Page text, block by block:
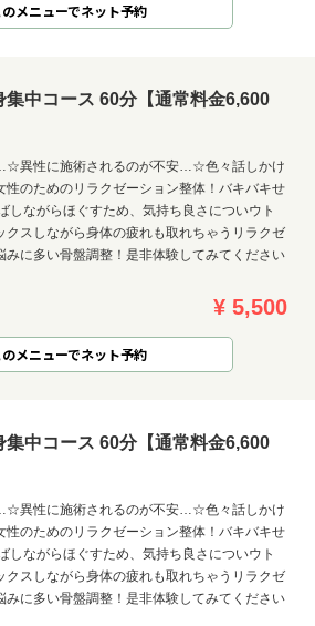
のメニューでネット予約
中コース 60分【通常料金6,600
異性に施術されるのが不安…☆色々話しかけ
のためのリラクゼーション整体！バキバキせ
しながらほぐすため、気持ち良さについウト
クスしながら身体の疲れも取れちゃうリラクゼ
みに多い骨盤調整！是非体験してみてください
¥ 5,500
のメニューでネット予約
中コース 60分【通常料金6,600
異性に施術されるのが不安…☆色々話しかけ
のためのリラクゼーション整体！バキバキせ
しながらほぐすため、気持ち良さについウト
クスしながら身体の疲れも取れちゃうリラクゼ
みに多い骨盤調整！是非体験してみてください